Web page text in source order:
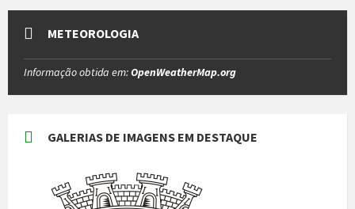
METEOROLOGIA
Informação obtida em:OpenWeatherMap.org
GALERIAS DE IMAGENS EM DESTAQUE